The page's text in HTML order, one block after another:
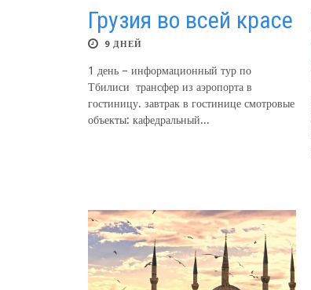
Грузия во всей красе
9 ДНЕЙ
1 день – информационный тур по
Тбилиси трансфер из аэропорта в
гостиницу. завтрак в гостинице смотровые
объекты: кафедральный...